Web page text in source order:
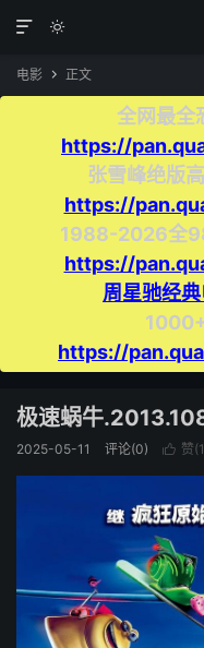


电影  正文
全网最全
https://
张雪峰绝版
https://
1988-2026全
https://
周星驰经
https://
极速蜗牛
2025-05-11 评论(0)  赞(1